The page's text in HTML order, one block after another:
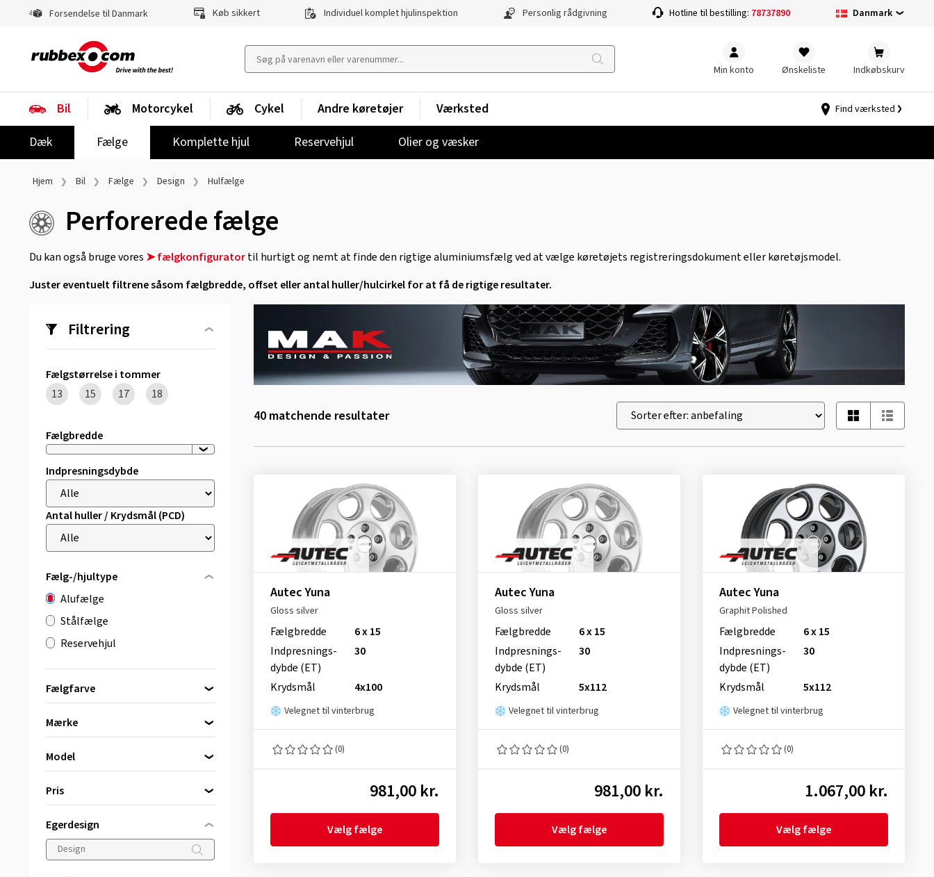
Forsendelse til Danmark Køb sikkert Individuel komplet hjulinspektion Personlig rådgivning Hotline til bestilling: 78737890 Danmark
Min konto Ønskeliste Indkøbskurv
Bil
Dæk
Fælge Komplette hjul Reservehjul Olier og væsker
Motorcykel Cykel Andre køretøjer Værksted Find værksted
Hjem Bil Fælge Design Hulfælge
Perforerede fælge
Du kan også bruge vores ➤ fælgkonfiguratortil hurtigt og nemt at finde den rigtige aluminiumsfælg ved at vælge køretøjets registreringsdokument eller køretøjsmodel.
Juster eventuelt filtrene såsom fælgbredde, offset eller antal huller/hulcirkel for at få de rigtige resultater.
Filtrering
Fælgstørrelse i tommer
13
15 17 18
Fælgbredde
Indpresningsdybde
Antal huller / Krydsmål (PCD)
Fælg-/hjultype
Alufælge
Stålfælge
Reservehjul
Fælgfarve
sort
sølv(13)
grå / antracit
Mærke
Autec(4)
Borbet
Model
Pris
von
bis
Egerdesign
40 matchende resultater
Autec Yuna
Gloss silver
Fælgbredde
6 x 15
Indpresnings­
dybde (ET)
30
Krydsmål 4x100
Velegnet til vinterbrug
(0)
981,00 kr.
Vælg fælge
Autec Yuna
Gloss silver
Fælgbredde
6 x 15
Indpresnings­
dybde (ET)
30
Krydsmål 5x112
Velegnet til vinterbrug
(0)
981,00 kr.
Vælg fælge
Autec Yuna
Graphit Polished
Fælgbredde
6 x 15
Indpresnings­
dybde (ET)
30
Krydsmål 5x112
Velegnet til vinterbrug
(0)
1.067,00 kr.
Vælg fælge